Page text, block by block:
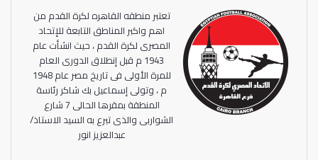
تعتبر منطقه القاهره لكرة القدم من
اهم واكبر المناطق التابعة للإتحاد
المصرى لكرة القدم ، حيث انشأت عام
1943 م قبل إنطلاق الدورى العام
للمرة الأولى فى تاريخ مصر عام 1948
م ، وتولى إسماعيل بك شاكر رئاسة
المنطقة بمقرها الحالى 7 شارع
الشواربى والذى تبرع به السيد الاستاذ/
عبدالعزيز انور